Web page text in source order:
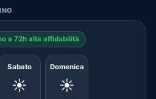
a 72h alta affidabilità
Sabato
☀️
Domenica
☀️